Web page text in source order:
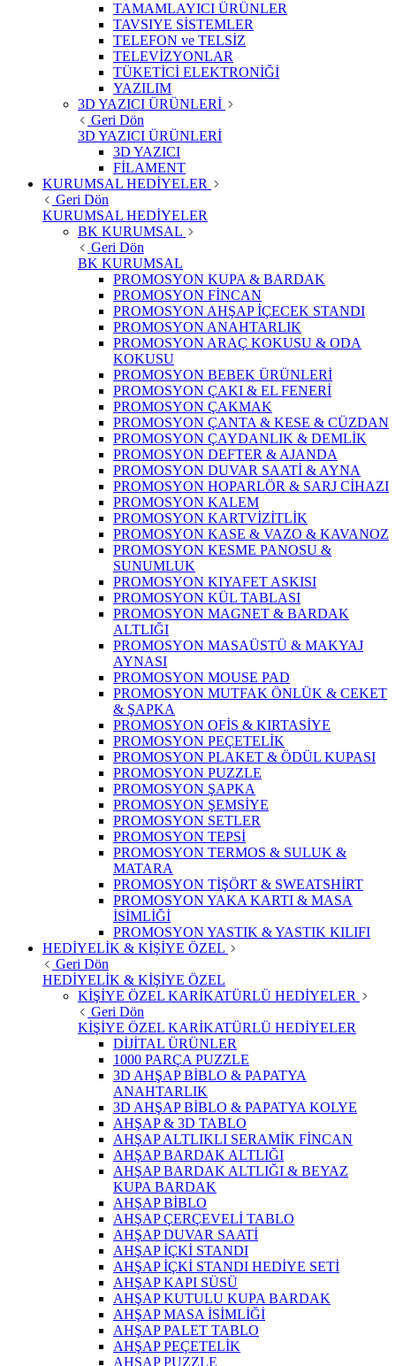
TAMAMLAYICI ÜRÜNLER
TAVSIYE SİSTEMLER
TELEFON ve TELSİZ
TELEVİZYONLAR
TÜKETİCİ ELEKTRONİĞİ
YAZILIM
3D YAZICI ÜRÜNLERİ
Geri Dön
3D YAZICI ÜRÜNLERİ
3D YAZICI
FİLAMENT
KURUMSAL HEDİYELER
Geri Dön
KURUMSAL HEDİYELER
BK KURUMSAL
Geri Dön
BK KURUMSAL
PROMOSYON KUPA & BARDAK
PROMOSYON FİNCAN
PROMOSYON AHŞAP İÇECEK STANDI
PROMOSYON ANAHTARLIK
PROMOSYON ARAÇ KOKUSU & ODA
KOKUSU
PROMOSYON BEBEK ÜRÜNLERİ
PROMOSYON ÇAKI & EL FENERİ
PROMOSYON ÇAKMAK
PROMOSYON ÇANTA & KESE & CÜZDAN
PROMOSYON ÇAYDANLIK & DEMLİK
PROMOSYON DEFTER & AJANDA
PROMOSYON DUVAR SAATİ & AYNA
PROMOSYON HOPARLÖR & SARJ CİHAZI
PROMOSYON KALEM
PROMOSYON KARTVİZİTLİK
PROMOSYON KASE & VAZO & KAVANOZ
PROMOSYON KESME PANOSU &
SUNUMLUK
PROMOSYON KIYAFET ASKISI
PROMOSYON KÜL TABLASI
PROMOSYON MAGNET & BARDAK
ALTLIĞI
PROMOSYON MASAÜSTÜ & MAKYAJ
AYNASI
PROMOSYON MOUSE PAD
PROMOSYON MUTFAK ÖNLÜK & CEKET
& ŞAPKA
PROMOSYON OFİS & KIRTASİYE
PROMOSYON PEÇETELİK
PROMOSYON PLAKET & ÖDÜL KUPASI
PROMOSYON PUZZLE
PROMOSYON ŞAPKA
PROMOSYON ŞEMSİYE
PROMOSYON SETLER
PROMOSYON TEPSİ
PROMOSYON TERMOS & SULUK &
MATARA
PROMOSYON TİŞÖRT & SWEATSHİRT
PROMOSYON YAKA KARTI & MASA
İSİMLİĞİ
PROMOSYON YASTIK & YASTIK KILIFI
HEDİYELİK & KİŞİYE ÖZEL
Geri Dön
HEDİYELİK & KİŞİYE ÖZEL
KİŞİYE ÖZEL KARİKATÜRLÜ HEDİYELER
Geri Dön
KİŞİYE ÖZEL KARİKATÜRLÜ HEDİYELER
DİJİTAL ÜRÜNLER
1000 PARÇA PUZZLE
3D AHŞAP BİBLO & PAPATYA
ANAHTARLIK
3D AHŞAP BİBLO & PAPATYA KOLYE
AHŞAP & 3D TABLO
AHŞAP ALTLIKLI SERAMİK FİNCAN
AHŞAP BARDAK ALTLIĞI
AHŞAP BARDAK ALTLIĞI & BEYAZ
KUPA BARDAK
AHŞAP BİBLO
AHŞAP ÇERÇEVELİ TABLO
AHŞAP DUVAR SAATİ
AHŞAP İÇKİ STANDI
AHŞAP İÇKİ STANDI HEDİYE SETİ
AHŞAP KAPI SÜSÜ
AHŞAP KUTULU KUPA BARDAK
AHŞAP MASA İSİMLİĞİ
AHŞAP PALET TABLO
AHŞAP PEÇETELİK
AHŞAP PUZZLE